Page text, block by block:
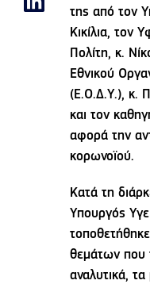
της από τον
Κικίλια, τον
Πολίτη, κ.
Εθνικού
(Ε.Ο.Δ.Υ.), κ.
και τον
αφορά την
κορωνοϊού.
Κατά τη
Υπουργός
θεμάτων που
αναλυτικά, τα